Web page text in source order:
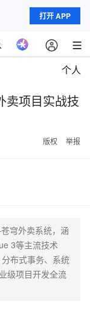
打开 APP
个人
卖项目实战技
版权 举报
穹外卖系统，涵
3等主流技术
布式事务、系统
级项目开发全流